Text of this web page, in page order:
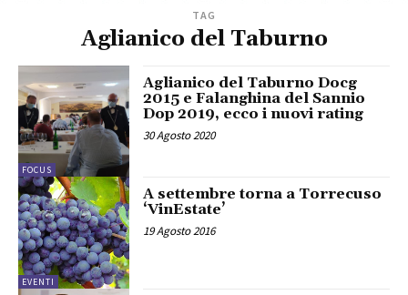
TAG
Aglianico del Taburno
FOCUS
Aglianico del Taburno Docg
2015 e Falanghina del Sannio
Dop 2019, ecco i nuovi rating
30 Agosto 2020
EVENTI
A settembre torna a Torrecuso
‘VinEstate’
19 Agosto 2016